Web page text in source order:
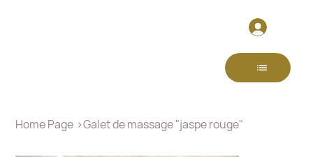
Home Page >Galet de massage "jaspe rouge"